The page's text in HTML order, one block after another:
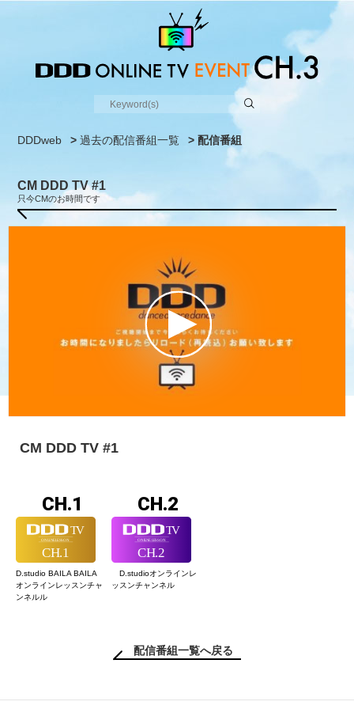
DDDweb >過去の配信番組一覧 > 配信番組
CM DDD TV #1
只今CMのお時間です
CM DDD TV #1
CH.1
D.studio BAILA BAILA
オンラインレッスンチャ
ンネルル
CH.2
D.studioオンラインレ
ッスンチャンネル
配信番組一覧へ戻る